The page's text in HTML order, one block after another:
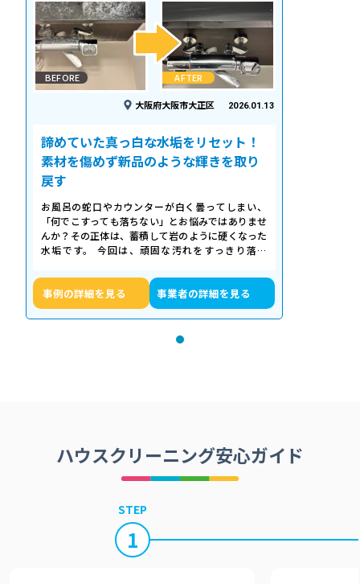
BEFORE AFTER
大阪府大阪市大正区 2026.01.13
諦めていた真っ白な水垢をリセット！
素材を傷めず新品のような輝きを取り
戻す
お風呂の蛇口やカウンターが白く曇ってしまい、
「何でこすっても落ちない」とお悩みではありませ
んか？その正体は、蓄積して岩のように硬くなった
水垢です。 今回は、頑固な汚れをすっきり落と
事例の詳細を見る 事業者の詳細を見る
ハウスクリーニング安心ガイド
STEP
1